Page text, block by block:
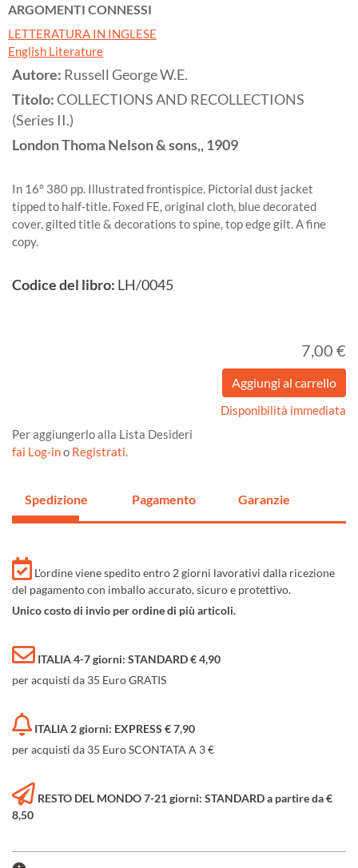
ARGOMENTI CONNESSI
LETTERATURA IN INGLESE
English Literature
Autore: Russell George W.E.
Titolo:COLLECTIONS AND RECOLLECTIONS
(Series II.)
LondonThoma Nelson & sons,,1909
In 16° 380 pp. Illustrated frontispice. Pictorial dust jacket
tipped to half-title. Foxed FE, original cloth, blue decorated
cover, gilted title & decorations to spine, top edge gilt. A fine
copy.
Codice del libro: LH/0045
7,00 €
Disponibilità immediata
Per aggiungerlo alla Lista Desideri
fai Log-ino Registrati.
Spedizione Pagamento Garanzie
L'ordine viene spedito entro 2 giorni lavorativi dalla ricezione
del pagamento con imballo accurato, sicuro e protettivo.
Unico costo di invio per ordine di più articoli.
ITALIA 4-7 giorni: STANDARD € 4,90
per acquisti da 35 Euro GRATIS
ITALIA 2 giorni: EXPRESS € 7,90
per acquisti da 35 Euro SCONTATA A 3 €
RESTO DEL MONDO 7-21 giorni: STANDARD a partire da €
8,50